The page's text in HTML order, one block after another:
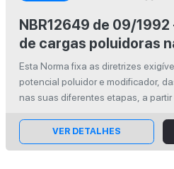
NBR12649 de 09/1992 - Caracterização
de cargas poluidoras
Procedimento
Esta Norma fixa as diretrizes
potencial poluidor e modificador,
nas suas diferentes etapas, a
VER DETALHES